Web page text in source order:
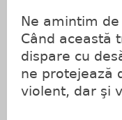
Ne amintim
Când această
dispare cu
ne protejează
violent, dar şi